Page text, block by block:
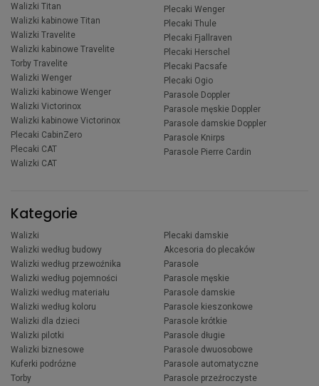
Walizki Titan
Walizki kabinowe Titan
Walizki Travelite
Walizki kabinowe Travelite
Torby Travelite
Walizki Wenger
Walizki kabinowe Wenger
Walizki Victorinox
Walizki kabinowe Victorinox
Plecaki CabinZero
Plecaki CAT
Walizki CAT
Plecaki Wenger
Plecaki Thule
Plecaki Fjallraven
Plecaki Herschel
Plecaki Pacsafe
Plecaki Ogio
Parasole Doppler
Parasole męskie Doppler
Parasole damskie Doppler
Parasole Knirps
Parasole Pierre Cardin
Kategorie
Walizki
Walizki według budowy
Walizki według przewoźnika
Walizki według pojemności
Walizki według materiału
Walizki według koloru
Walizki dla dzieci
Walizki pilotki
Walizki biznesowe
Kuferki podróżne
Torby
Plecaki damskie
Akcesoria do plecaków
Parasole
Parasole męskie
Parasole damskie
Parasole kieszonkowe
Parasole krótkie
Parasole długie
Parasole dwuosobowe
Parasole automatyczne
Parasole przeźroczyste